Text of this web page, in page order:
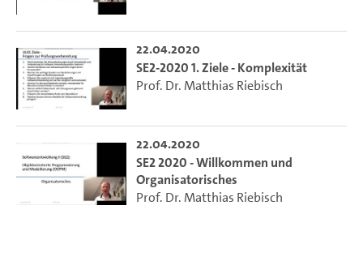
22.04.2020
SE2-2020 1. Ziele - Komplexität
Prof. Dr. Matthias Riebisch
22.04.2020
SE2 2020 - Willkommen und
Organisatorisches
Prof. Dr. Matthias Riebisch